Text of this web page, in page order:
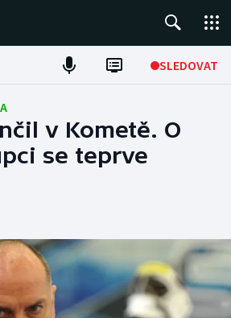
SLEDOVAT
v Kometě. O
se teprve